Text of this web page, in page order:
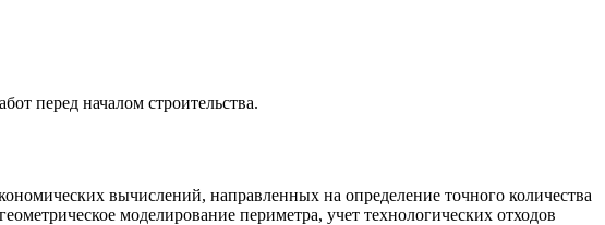
перед началом строительства.
вычислений, направленных на определение точного количества
моделирование периметра, учет технологических отходов